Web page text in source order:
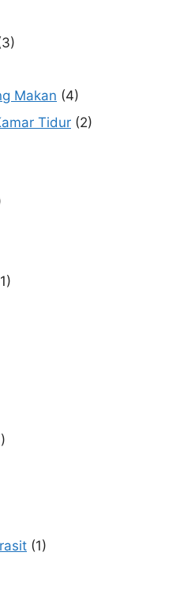
Makan (4)
Tidur (2)
(1)